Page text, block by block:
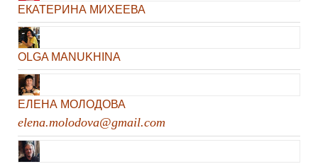
ЕКАТЕРИНА МИХЕЕВА
OLGA MANUKHINA
ЕЛЕНА МОЛОДОВА
elena.molodova@gmail.com